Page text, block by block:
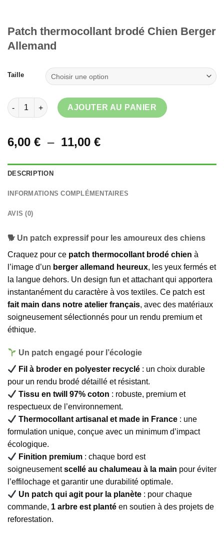
Patch thermocollant brodé Chien Berger
Allemand
Taille
quantité de Patch thermocollant brodé Chien Berger Allemand
AJOUTER AU PANIER
6,00 € – 11,00 €Plage
prix :
à
DESCRIPTION
INFORMATIONS COMPLÉMENTAIRES
AVIS (0)
🐕 Un patch expressif pour les amoureux des chiens
Craquez pour ce patch thermocollant brodé chien à
l’image d’un berger allemand heureux, les yeux fermés et
la langue dehors. Un design fun et attachant qui apportera
instantanément du caractère à vos textiles. Ce patch est
fait main dans notre atelier français, avec des matériaux
soigneusement sélectionnés pour un rendu premium et
éthique.
Un patch engagé pour l’écologie
Fil à broder en polyester recyclé : un choix durable
pour un rendu brodé détaillé et résistant.
Tissu en twill 97% coton : robuste, premium et
respectueux de l’environnement.
Thermocollant artisanal et made in France : une
formulation unique, conçue avec un minimum d’impact
écologique.
Finition premium : chaque bord est
soigneusementscellé au chalumeau à la main pour éviter
l’effilochage et garantir une durabilité optimale.
Un patch qui agit pour la planète : pour chaque
commande, 1 arbre est planté en soutien à des projets de
reforestation.